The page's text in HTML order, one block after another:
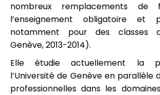
nombreux remplacements de
l’enseignement obligatoire et
notamment pour des classes
Genève, 2013-2014).
Elle étudie actuellement la
l’Université de Genève en parallèle
professionnelles dans les